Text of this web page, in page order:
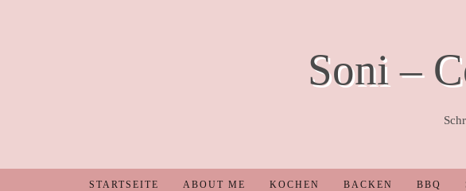
Soni –
STARTSEITE ABOUT ME KOCHEN BACKEN BBQ